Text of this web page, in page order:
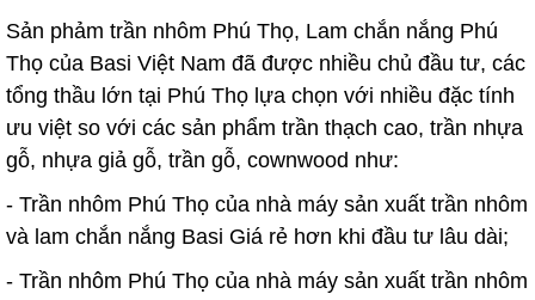
Sản phảm trần nhôm Phú Thọ, Lam chắn nắng Phú
Thọ của Basi Việt Nam đã được nhiều chủ đầu tư, các
tổng thầu lớn tại Phú Thọ lựa chọn với nhiều đặc tính
ưu việt so với các sản phẩm trần thạch cao, trần nhựa
gỗ, nhựa giả gỗ, trần gỗ, cownwood như:
- Trần nhôm Phú Thọ của nhà máy sản xuất trần nhôm
và lam chắn nắng Basi Giá rẻ hơn khi đầu tư lâu dài;
- Trần nhôm Phú Thọ của nhà máy sản xuất trần nhôm